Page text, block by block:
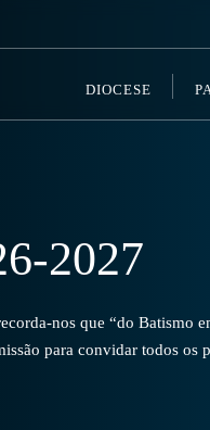
DIOCESE
2027
nos que “do Batismo
para convidar todos os